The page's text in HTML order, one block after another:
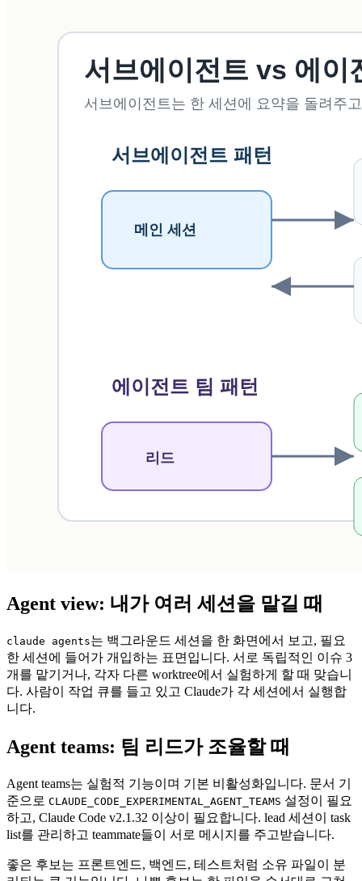
Agent view: 내가 여러 세션을 맡길 때
claude agents는 백그라운드 세션을 한 화면에서 보고, 필요
한 세션에 들어가 개입하는 표면입니다. 서로 독립적인 이슈 3
개를 맡기거나, 각자 다른 worktree에서 실험하게 할 때 맞습니
다. 사람이 작업 큐를 들고 있고 Claude가 각 세션에서 실행합
니다.
Agent teams: 팀 리드가 조율할 때
Agent teams는 실험적 기능이며 기본 비활성화입니다. 문서 기
준으로 CLAUDE_CODE_EXPERIMENTAL_AGENT_TEAMS 설정이 필요
하고, Claude Code v2.1.32 이상이 필요합니다. lead 세션이 task
list를 관리하고 teammate들이 서로 메시지를 주고받습니다.
좋은 후보는 프론트엔드, 백엔드, 테스트처럼 소유 파일이 분